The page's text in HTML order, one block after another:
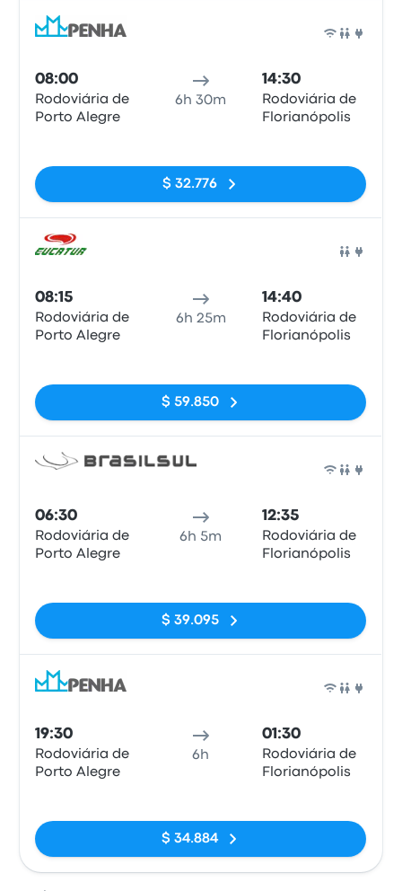
08:00
Rodoviária de
Porto Alegre
6h 30m
14:30
Rodoviária de
Florianópolis
$ 32.776
08:15
Rodoviária de
Porto Alegre
6h 25m
14:40
Rodoviária de
Florianópolis
$ 59.850
06:30
Rodoviária de
Porto Alegre
6h 5m
12:35
Rodoviária de
Florianópolis
$ 39.095
19:30
Rodoviária de
Porto Alegre
6h
01:30
Rodoviária de
Florianópolis
$ 34.884